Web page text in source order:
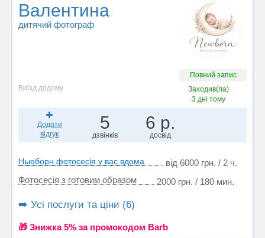
Валентина
дитячий фотограф
Повний запис
Виїзд додому
Заходив(ла)
3 дні тому
Додати
відгук
5
дзвінків
6 р.
досвід
Ньюборн фотосесія у вас вдома
від 6000 грн. / 2 ч.
Фотосесія з готовим образом
2000 грн. / 180 мин.
➡️ Усі послуги та ціни (6)
🎁 Знижка 5% за промокодом Barb